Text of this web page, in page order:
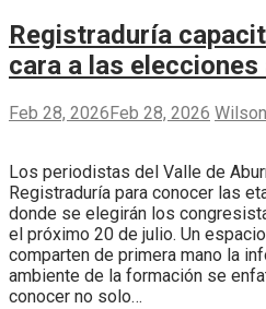
Registraduría
cara a las elecciones
Feb 28, 2026Feb 28, 2026
Los periodistas del Valle de
Registraduría para conocer las
donde se elegirán los
el próximo 20 de julio. Un
comparten de primera mano la
ambiente de la formación se
conocer no solo…